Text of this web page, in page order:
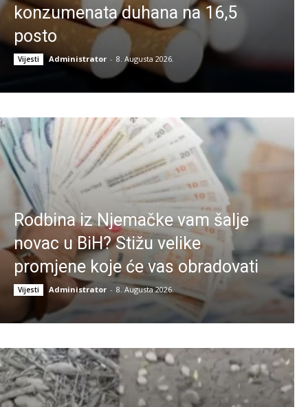
konzumenata duhana na 16,5
posto
Vijesti Administrator - 8. Augusta 2026.
Rodbina iz Njemačke vam šalje
novac u BiH? Stižu velike
promjene koje će vas obradovati
Vijesti Administrator - 8. Augusta 2026.